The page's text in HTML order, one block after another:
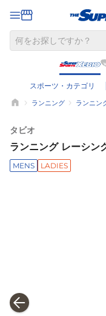
スポーツ・カテゴリ
ランニング ランニン
タビオ
ランニング レーシ
MENS LADIES